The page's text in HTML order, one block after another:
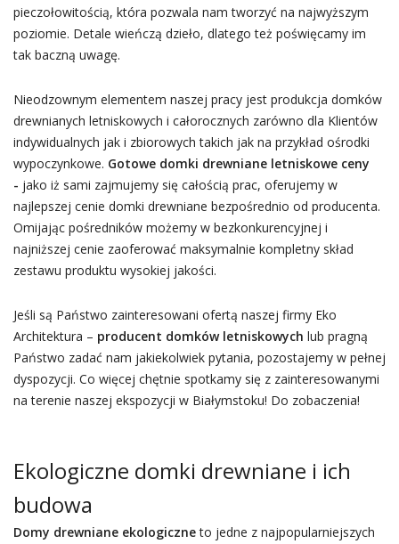
pieczołowitością, która pozwala nam tworzyć na najwyższym
poziomie. Detale wieńczą dzieło, dlatego też poświęcamy im
tak baczną uwagę.
Nieodzownym elementem naszej pracy jest produkcja domków
drewnianych letniskowych i całorocznych zarówno dla Klientów
indywidualnych jak i zbiorowych takich jak na przykład ośrodki
wypoczynkowe. Gotowe domki drewniane letniskowe ceny
- jako iż sami zajmujemy się całością prac, oferujemy w
najlepszej cenie domki drewniane bezpośrednio od producenta.
Omijając pośredników możemy w bezkonkurencyjnej i
najniższej cenie zaoferować maksymalnie kompletny skład
zestawu produktu wysokiej jakości.
Jeśli są Państwo zainteresowani ofertą naszej firmy Eko
Architektura – producent domków letniskowych lub pragną
Państwo zadać nam jakiekolwiek pytania, pozostajemy w pełnej
dyspozycji. Co więcej chętnie spotkamy się z zainteresowanymi
na terenie naszej ekspozycji w Białymstoku! Do zobaczenia!
Ekologiczne domki drewniane i ich
budowa
Domy drewniane ekologiczneto jedne z najpopularniejszych